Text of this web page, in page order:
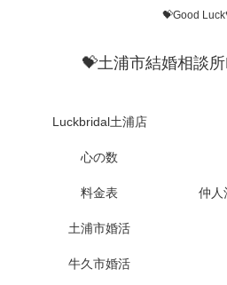
💝Good
💝土浦市結婚相談
Luckbridal土浦店
心の数
料金表
土浦市婚活
牛久市婚活